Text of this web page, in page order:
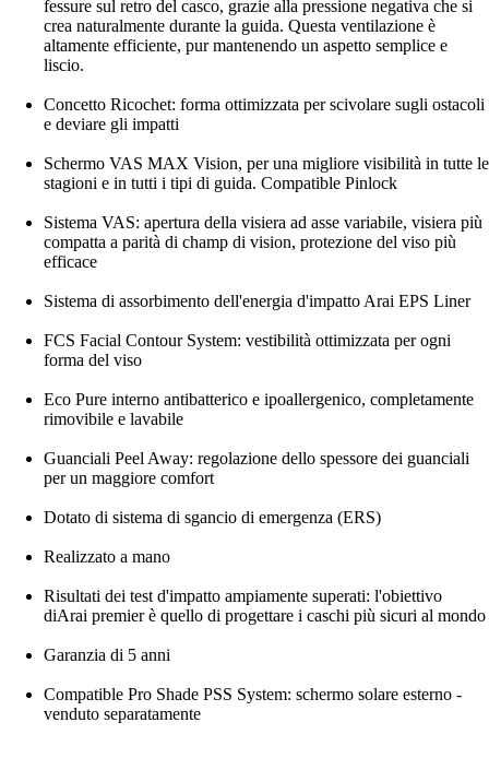
fessure sul retro del casco, grazie alla pressione negativa che si
crea naturalmente durante la guida. Questa ventilazione è
altamente efficiente, pur mantenendo un aspetto semplice e
liscio.
Concetto Ricochet: forma ottimizzata per scivolare sugli ostacoli
e deviare gli impatti
Schermo VAS MAX Vision, per una migliore visibilità in tutte le
stagioni e in tutti i tipi di guida. Compatible Pinlock
Sistema VAS: apertura della visiera ad asse variabile, visiera più
compatta a parità di champ di vision, protezione del viso più
efficace
Sistema di assorbimento dell'energia d'impatto Arai EPS Liner
FCS Facial Contour System: vestibilità ottimizzata per ogni
forma del viso
Eco Pure interno antibatterico e ipoallergenico, completamente
rimovibile e lavabile
Guanciali Peel Away: regolazione dello spessore dei guanciali
per un maggiore comfort
Dotato di sistema di sgancio di emergenza (ERS)
Realizzato a mano
Risultati dei test d'impatto ampiamente superati: l'obiettivo
diArai premier è quello di progettare i caschi più sicuri al mondo
Garanzia di 5 anni
Compatible Pro Shade PSS System: schermo solare esterno -
venduto separatamente